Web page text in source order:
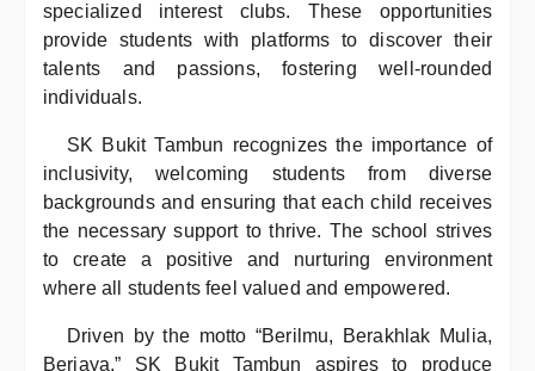
specialized interest clubs. These opportunities
provide students with platforms to discover their
talents and passions, fostering well-rounded
individuals.
SK Bukit Tambun recognizes the importance of
inclusivity, welcoming students from diverse
backgrounds and ensuring that each child receives
the necessary support to thrive. The school strives
to create a positive and nurturing environment
where all students feel valued and empowered.
Driven by the motto “Berilmu, Berakhlak Mulia,
Berjaya,” SK Bukit Tambun aspires to produce